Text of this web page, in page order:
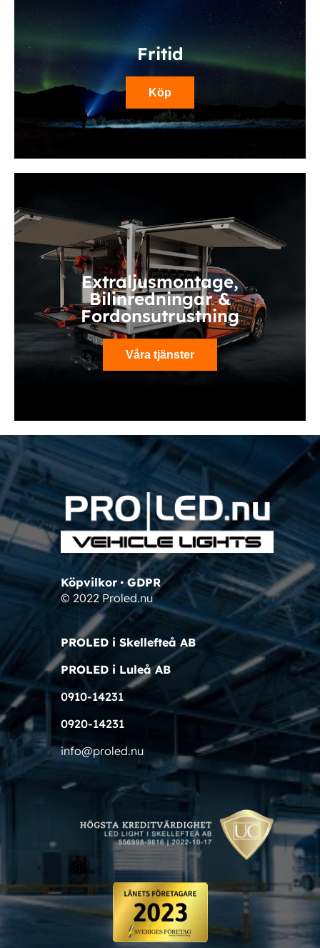
Fritid
Köp
Extraljusmontage,
Bilinredningar &
Fordonsutrustning
Våra tjänster
Köpvilkor•GDPR
© 2022 Proled.nu
PROLED i Skellefteå AB
PROLED i Luleå AB
0910-14231
0920-14231
info@proled.nu